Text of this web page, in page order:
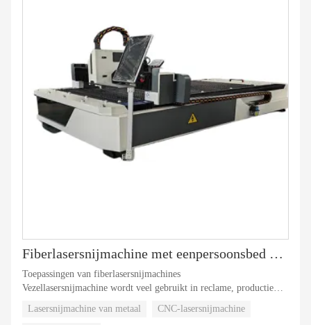
Fiberlasersnijmachine met eenpersoonsbed 1540
Toepassingen van fiberlasersnijmachines
Vezellasersnijmachine wordt veel gebruikt in reclame, productie
textielmachines, keukenapparatuur, auto's, machines, liften,
Lasersnijmachine van metaal CNC-lasersnijmachine